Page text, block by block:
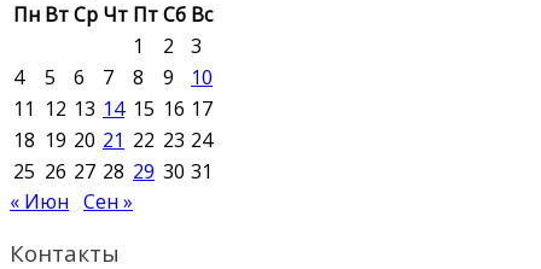
Пн ВтСр Чт ПтСб Вс
1
2
3
4
5 6 7 8 9
10
11 12 13 14 15 16 17
18 19 20 21 22 23 24
25 26 27 28 29 30 31
« Июн Сен »
Контакты